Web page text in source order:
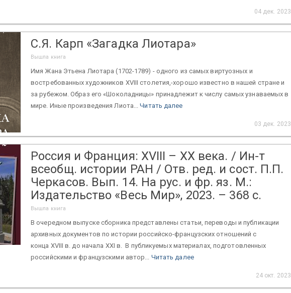
04 дек. 2023
С.Я. Карп «Загадка Лиотара»
Вышла книга
Имя Жана Этьена Лиотара (1702-1789) - одного из самых виртуозных и
востребованных художников XVIII столетия,-хорошо известно в нашей стране и
за рубежом. Образ его «Шоколадницы» принадлежит к числу самых узнаваемых в
мире. Иные произведения Лиота...Читать далее
03 дек. 2023
Россия и Франция: XVIII – XX века. / Ин-т
всеобщ. истории РАН / Отв. ред. и сост. П.П.
Черкасов. Вып. 14. На рус. и фр. яз. М.:
Издательство «Весь Мир», 2023. – 368 c.
Вышла книга
В очередном выпуске сборника представлены статьи, переводы и публикации
архивных документов по истории российско-французских отношений с
конца XVIII в. до начала XXI в. В публикуемых материалах, подготовленных
российскими и французскими автор... Читать далее
24 окт. 2023